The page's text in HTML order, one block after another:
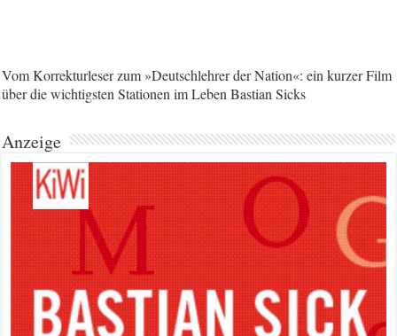
Vom Korrekturleser zum »Deutschlehrer der Nation«: ein kurzer Film
über die wichtigsten Stationen im Leben Bastian Sicks
Anzeige